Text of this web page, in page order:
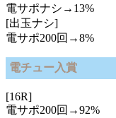
電サポナシ→13%
[出玉ナシ]
電サポ200回→8%
電チュー入賞
[16R]
電サポ200回→92%